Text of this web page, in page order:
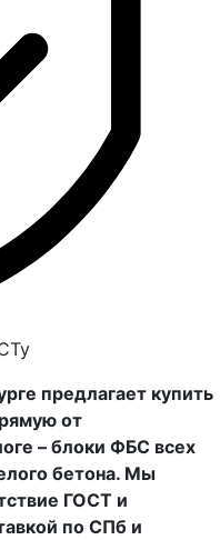
предлагает купить
от
– блоки ФБС всех
бетона. Мы
ГОСТ и
по СПб и